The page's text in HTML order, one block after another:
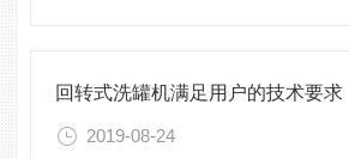
回转式洗罐机满足用户的技术要求
2019-08-24